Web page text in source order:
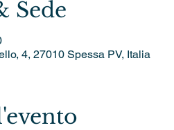
Sede
4, 27010 Spessa PV, Italia